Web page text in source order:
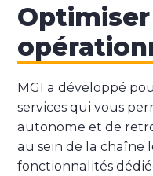
MGI a développé
services qui vous
autonome et de
au sein de la chaîne
fonctionnalités